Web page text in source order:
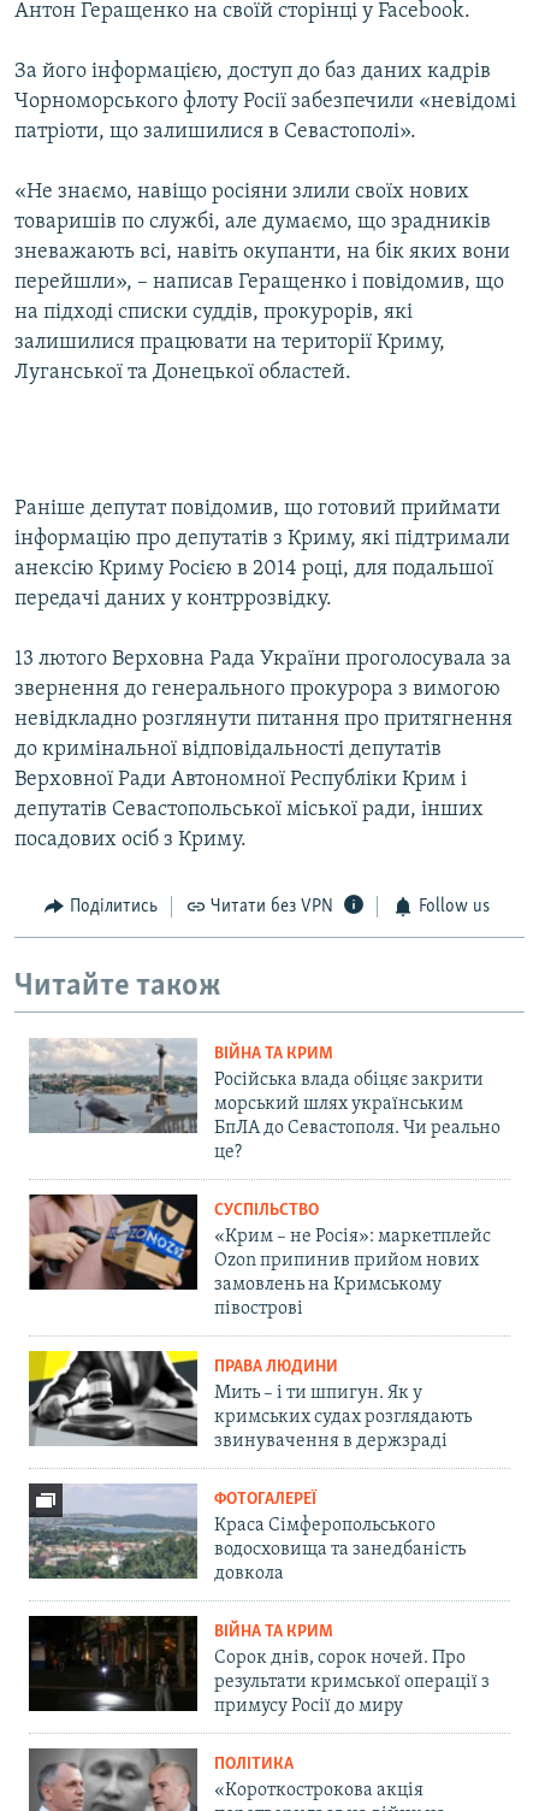
Антон Геращенко на своїй сторінці у Facebook.
За його інформацією, доступ до баз даних кадрів
Чорноморського флоту Росії забезпечили «невідомі
патріоти, що залишилися в Севастополі».
«Не знаємо, навіщо росіяни злили своїх нових
товаришів по службі, але думаємо, що зрадників
зневажають всі, навіть окупанти, на бік яких вони
перейшли», – написав Геращенко і повідомив, що
на підході списки суддів, прокурорів, які
залишилися працювати на території Криму,
Луганської та Донецької областей.
Раніше депутат повідомив, що готовий приймати
інформацію про депутатів з Криму, які підтримали
анексію Криму Росією в 2014 році, для подальшої
передачі даних у контррозвідку.
13 лютого Верховна Рада України проголосувала за
звернення до генерального прокурора з вимогою
невідкладно розглянути питання про притягнення
до кримінальної відповідальності депутатів
Верховної Ради Автономної Республіки Крим і
депутатів Севастопольської міської ради, інших
посадових осіб з Криму.
Поділитись Читати без VPN Follow us
Читайте також
ВІЙНА ТА КРИМ
Російська влада обіцяє закрити
морський шлях українським
БпЛА до Севастополя. Чи реально
це?
СУСПІЛЬСТВО
«Крим – не Росія»: маркетплейс
Ozon припинив прийом нових
замовлень на Кримському
півострові
ПРАВА ЛЮДИНИ
Мить – і ти шпигун. Як у
кримських судах розглядають
звинувачення в держзраді
ФОТОГАЛЕРЕЇ
Краса Сімферопольського
водосховища та занедбаність
довкола
ВІЙНА ТА КРИМ
Сорок днів, сорок ночей. Про
результати кримської операції з
примусу Росії до миру
ПОЛІТИКА
«Короткострокова акція